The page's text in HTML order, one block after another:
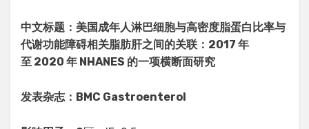
中文标题：美国成年人淋巴细胞与高密度脂蛋白比率与
代谢功能障碍相关脂肪肝之间的关联：2017 年
至 2020 年 NHANES 的一项横断面研究
发表杂志：BMC Gastroenterol